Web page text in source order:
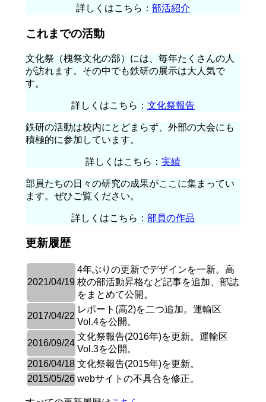
詳しくはこちら： 部活紹介
これまでの活動
文化祭（槐祭文化の部）には、毎年たくさんの人
が訪れます。その中でも鉄研の展示は大人気で
す。
詳しくはこちら： 文化祭報告
鉄研の活動は校内にとどまらず、外部の大会にも
積極的に参加しています。
詳しくはこちら： 実績
部員たちの日々の研究の成果がここに集まってい
ます。ぜひご覧ください。
詳しくはこちら： 部員の作品
更新履歴
2021/04/19
4年ぶりの更新でデザインを一新。高
校の部活動昇格など記事を追加、部誌
をまとめて公開。
2017/04/22
レポート(高2)を二つ追加。運輸区
Vol.4を公開。
2016/09/24
文化祭報告(2016年)を更新。運輸区
Vol.3を公開。
2016/04/18 文化祭報告(2015年)を更新。
2015/05/26 webサイトの不具合を修正。